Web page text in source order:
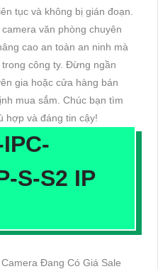
tục và không bị gián đoạn.
văn phòng chuyên
cao an toàn an ninh mà
công ty. Đừng ngần
gia hoặc cửa hàng bán
mua sắm. Chúc bạn tìm
hợp và đáng tin cậy!
S-S2 IP
Đang Có Giá Sale